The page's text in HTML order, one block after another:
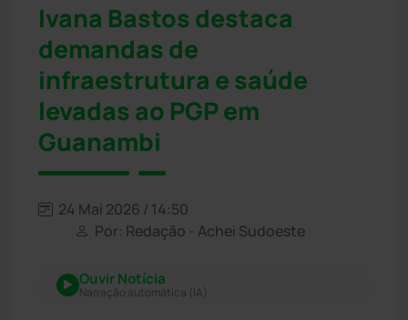
Ivana Bastos destaca
demandas de
infraestrutura e saúde
levadas ao PGP em
Guanambi
24 Mai 2026 / 14:50
Por: Redação - Achei Sudoeste
Ouvir Notícia
Narração automática (IA)